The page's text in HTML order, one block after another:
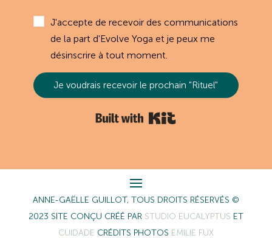
J'accepte de recevoir des communications
de la part d'Evolve Yoga et je peux me
désinscrire à tout moment.
Je voudrais recevoir le prochain "Rituel"
ANNE-GAËLLE GUILLOT, TOUS DROITS RÉSERVÉS ©
2023 SITE CONÇU CRÉÉ PAR STUDIO EUCALYPTUS ET
CUIDADE CRÉDITS PHOTOS EMILIE FUX